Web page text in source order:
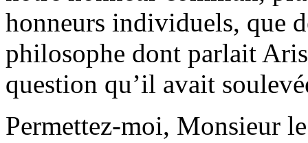
honneurs individuels, que
philosophe dont parlait
question qu’il avait
Permettez-moi, Monsieur